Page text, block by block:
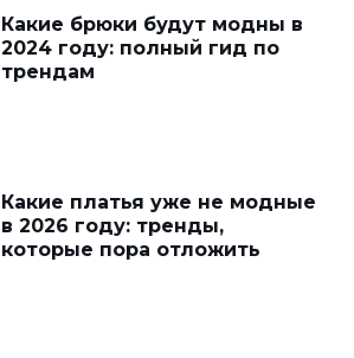
Какие брюки будут модны в
2024 году: полный гид по
трендам
Какие платья уже не модные
в 2026 году: тренды,
которые пора отложить